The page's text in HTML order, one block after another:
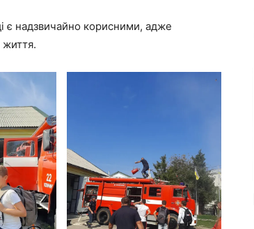
є надзвичайно корисними, адже
життя.